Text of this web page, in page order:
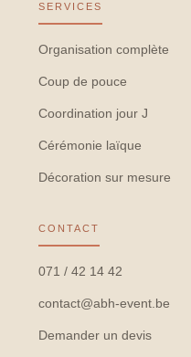
SERVICES
Organisation complète
Coup de pouce
Coordination jour J
Cérémonie laïque
Décoration sur mesure
CONTACT
071 / 42 14 42
contact@abh-event.be
Demander un devis